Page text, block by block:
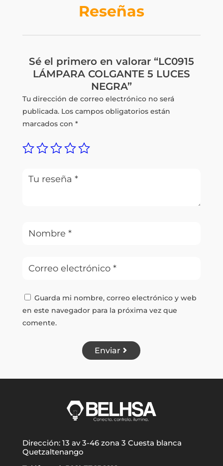
Reseñas
Sé el primero en valorar “LC0915
LÁMPARA COLGANTE 5 LUCES
NEGRA”
Tu dirección de correo electrónico no será
publicada. Los campos obligatorios están
marcados con *
Guarda mi nombre, correo electrónico y web
en este navegador para la próxima vez que
comente.
Enviar
Dirección: 13 av 3-46 zona 3 Cuesta blanca
Quetzaltenango